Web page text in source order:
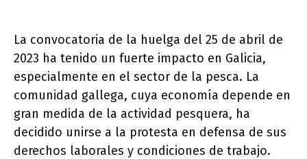
La convocatoria de la huelga del 25 de abril de
2023 ha tenido un fuerte impacto en Galicia,
especialmente en el sector de la pesca. La
comunidad gallega, cuya economía depende en
gran medida de la actividad pesquera, ha
decidido unirse a la protesta en defensa de sus
derechos laborales y condiciones de trabajo.